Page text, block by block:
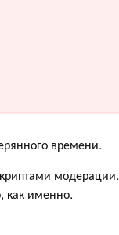
времени.
модерации.
как именно.